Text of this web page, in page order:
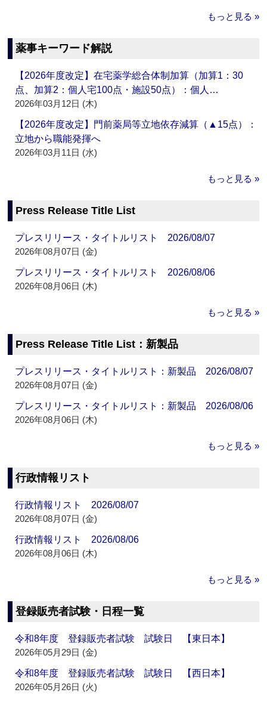
もっと見る »
薬事キーワード解説
【2026年度改定】在宅薬学総合体制加算（加算1：30
点、加算2：個人宅100点・施設50点）：個人…
2026年03月12日 (木)
【2026年度改定】門前薬局等立地依存減算（▲15点）：
立地から職能発揮へ
2026年03月11日 (水)
もっと見る »
Press Release Title List
プレスリリース・タイトルリスト 2026/08/07
2026年08月07日 (金)
プレスリリース・タイトルリスト 2026/08/06
2026年08月06日 (木)
もっと見る »
Press Release Title List：新製品
プレスリリース・タイトルリスト：新製品 2026/08/07
2026年08月07日 (金)
プレスリリース・タイトルリスト：新製品 2026/08/06
2026年08月06日 (木)
もっと見る »
行政情報リスト
行政情報リスト 2026/08/07
2026年08月07日 (金)
行政情報リスト 2026/08/06
2026年08月06日 (木)
もっと見る »
登録販売者試験・日程一覧
令和8年度 登録販売者試験 試験日 【東日本】
2026年05月29日 (金)
令和8年度 登録販売者試験 試験日 【西日本】
2026年05月26日 (火)